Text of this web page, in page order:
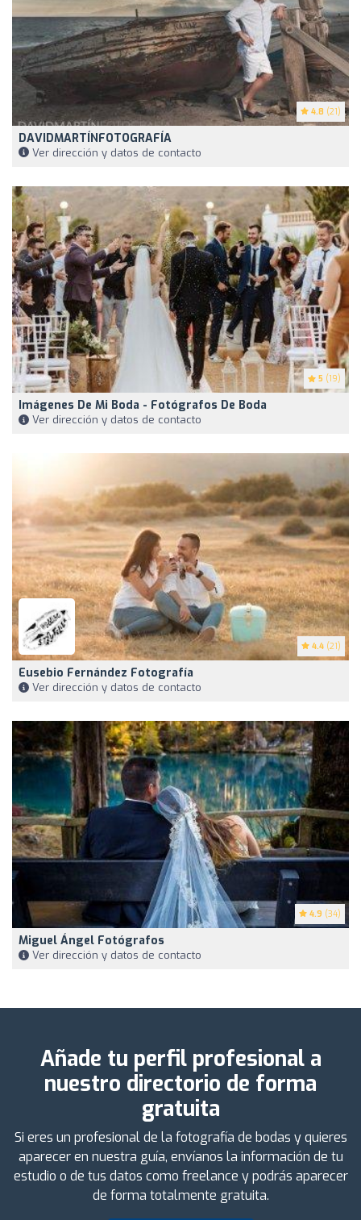
4.8 (21)
DAVIDMARTÍNFOTOGRAFÍA
Ver dirección y datos de contacto
5 (19)
Imágenes De Mi Boda - Fotógrafos De Boda
Ver dirección y datos de contacto
4.4 (21)
Eusebio Fernández Fotografía
Ver dirección y datos de contacto
4.9 (34)
Miguel Ángel Fotógrafos
Ver dirección y datos de contacto
Añade tu perfil profesional a
nuestro directorio de forma
gratuita
Si eres un profesional de la fotografía de bodas y quieres
aparecer en nuestra guía, envíanos la información de tu
estudio o de tus datos como freelance y podrás aparecer
de forma totalmente gratuita.